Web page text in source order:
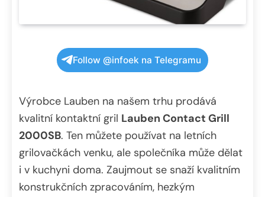
Follow @infoek na Telegramu
Výrobce Lauben na našem trhu prodává
kvalitní kontaktní gril Lauben Contact Grill
2000SB. Ten můžete používat na letních
grilovačkách venku, ale společníka může dělat
i v kuchyni doma. Zaujmout se snaží kvalitním
konstrukčních zpracováním, hezkým